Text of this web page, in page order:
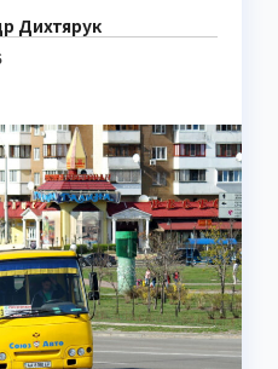
Дихтярук